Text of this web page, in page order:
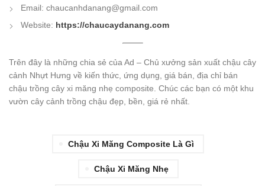
Email: chaucanhdanang@gmail.com
Website: https://chaucaydanang.com
Trên đây là những chia sẻ của Ad – Chủ xưởng sản xuất chậu cây
cảnh Nhựt Hưng về kiến thức, ứng dụng, giá bán, địa chỉ bán
chậu trồng cây xi măng nhẹ composite. Chúc các bạn có một khu
vườn cây cảnh trồng chậu đẹp, bền, giá rẻ nhất.
Chậu Xi Măng Composite Là Gì
Chậu Xi Măng Nhẹ